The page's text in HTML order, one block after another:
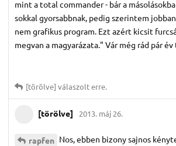
mint a total commander - bár a
sokkal gyorsabbnak, pedig szerintem
nem grafikus program. Ezt azért kicsit
megvan a magyarázata." Vár még rád pár év
[törölve] válaszolt erre.
[törölve] 2013. máj 26.
rapfen Nos, ebben bizony sajnos